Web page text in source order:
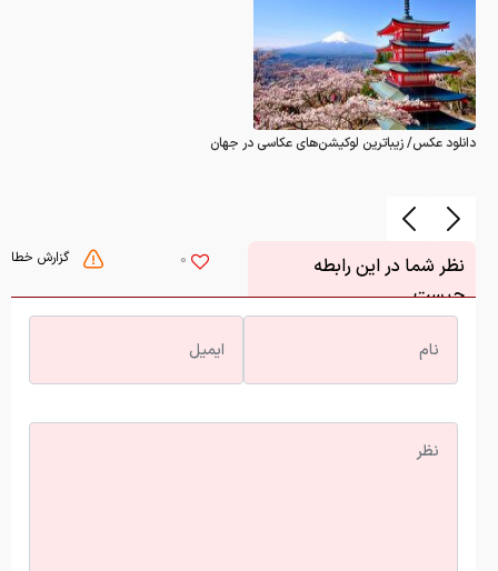
دانلود عکس/ زیباترین لوکیشن‌های عکاسی در جهان
گزارش خطا 0
نظر شما در این رابطه
چیست